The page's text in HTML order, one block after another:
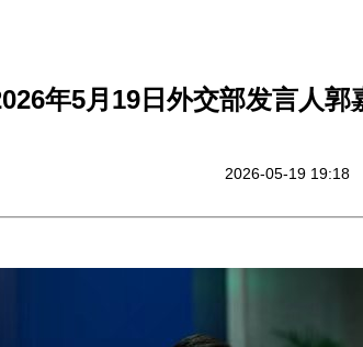
年5月19日外交部发言人郭
2026-05-19 19:18